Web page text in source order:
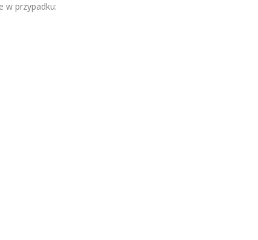
w przypadku: